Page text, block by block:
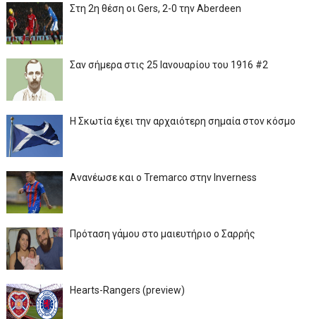
Στη 2η θέση οι Gers, 2-0 την Aberdeen
Σαν σήμερα στις 25 Ιανουαρίου του 1916 #2
Η Σκωτία έχει την αρχαιότερη σημαία στον κόσμο
Ανανέωσε και ο Tremarco στην Inverness
Πρόταση γάμου στο μαιευτήριο ο Σαρρής
Hearts-Rangers (preview)